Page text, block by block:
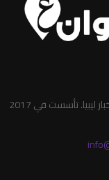
صحيفة العنوان الليبية صحيفة إلكترونية تعني بنشر أخبار ليبيا. تأسست في 2017